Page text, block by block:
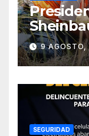
de la
9
SEGURIDAD